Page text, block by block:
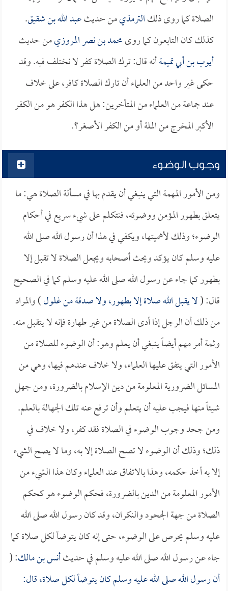
الصلاة كما روى ذلكالترمذيمن حديثعبد الله بن شقيق.
كذلك كان التابعون كما روىمحمد بن نصر المروزيمن حديث
أيوب بن أبي تميمةأنه قال: ترك الصلاة كفر لا نختلف فيه. وقد
حكى غير واحد من العلماء أن تارك الصلاة كافر، على خلاف
عند جماعة من العلماء من المتأخرين: هل هذا الكفر هو من الكفر
الأكبر المخرج من الملة أو من الكفر الأصغر؟.
وجوب الوضوء
ومن الأمور المهمة التي ينبغي أن يقدم بها في مسألة الصلاة هي: ما
يتعلق بطهور المؤمن ووضوئه، فنتكلم على شيء سريع في أحكام
الوضوء؛ وذلك لأهميتها، ويكفي في هذا أن رسول الله صلى الله
عليه وسلم كان يؤكد ويحث أصحابه ويجعل الصلاة لا تقبل إلا
بطهور كما جاء عن رسول الله صلى الله عليه وسلم كما في الصحيح
قال: (لا يقبل الله صلاة إلا بطهور، ولا صدقة من غلول) والمراد
من ذلك أن الرجل إذا أدى الصلاة من غير طهارة فإنه لا يتقبل منه.
وثمة أمر مهم أيضاً ينبغي أن يعلم وهو: أن الوضوء للصلاة من
الأمور التي يتفق عليها العلماء، ولا خلاف عندهم فيها، وهي من
المسائل الضرورية المعلومة من دين الإسلام بالضرورة، ومن جهل
شيئاً منها فيجب عليه أن يتعلم وأن ترفع عنه تلك الجهالة بالعلم.
ومن جحد وجوب الوضوء في الصلاة فقد كفر، ولا خلاف في
ذلك؛ وذلك أن الوضوء لا تصح الصلاة إلا به، وما لا يصح الشيء
إلا به أخذ حكمه، وهذا بالاتفاق عند العلماء وكان هذا الشيء من
الأمور المعلومة من الدين بالضرورة، فحكم الوضوء هو كحكم
الصلاة من جهة الجحود والنكران، وقد كان رسول الله صلى الله
عليه وسلم يحرص على الوضوء، حتى إنه كان يتوضأ لكل صلاة كما
جاء عن رسول الله صلى الله عليه وسلم في حديثأنس بن مالك: (
أن رسول الله صلى الله عليه وسلم كان يتوضأ لكل صلاة، قال: